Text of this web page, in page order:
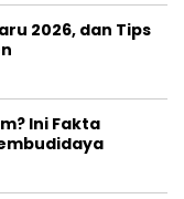
2026, dan Tips
Ini Fakta